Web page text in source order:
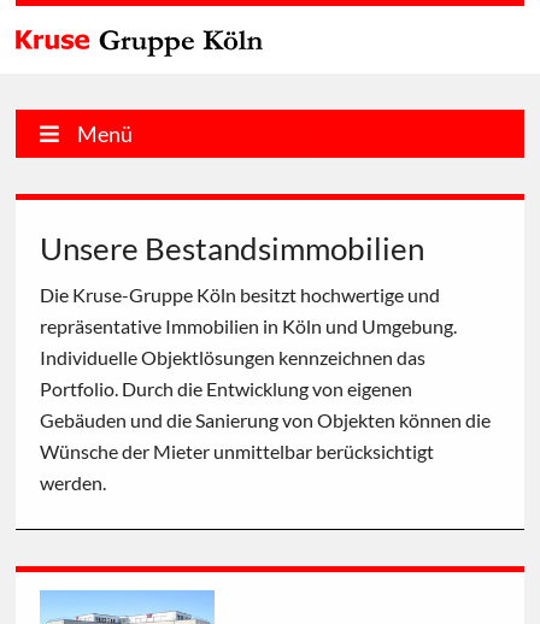
Menü
Unsere Bestandsimmobilien
Die Kruse-Gruppe Köln besitzt hochwertige und
repräsentative Immobilien in Köln und Umgebung.
Individuelle Objektlösungen kennzeichnen das
Portfolio. Durch die Entwicklung von eigenen
Gebäuden und die Sanierung von Objekten können die
Wünsche der Mieter unmittelbar berücksichtigt
werden.